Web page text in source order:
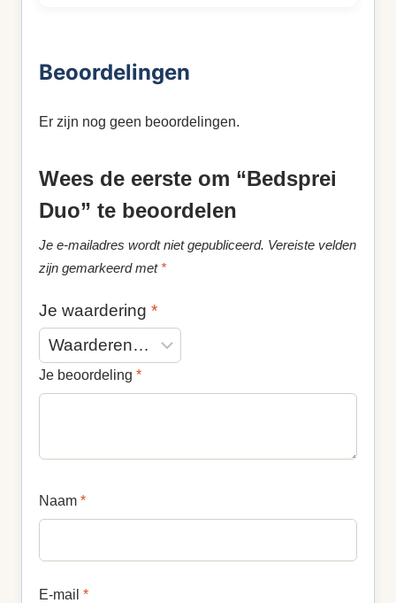
Beoordelingen
Er zijn nog geen beoordelingen.
Wees de eerste om “Bedsprei
Duo” te beoordelen
Je e-mailadres wordt niet gepubliceerd. Vereiste velden
zijn gemarkeerd met *
Je waardering *
Je beoordeling *
Naam *
E-mail *